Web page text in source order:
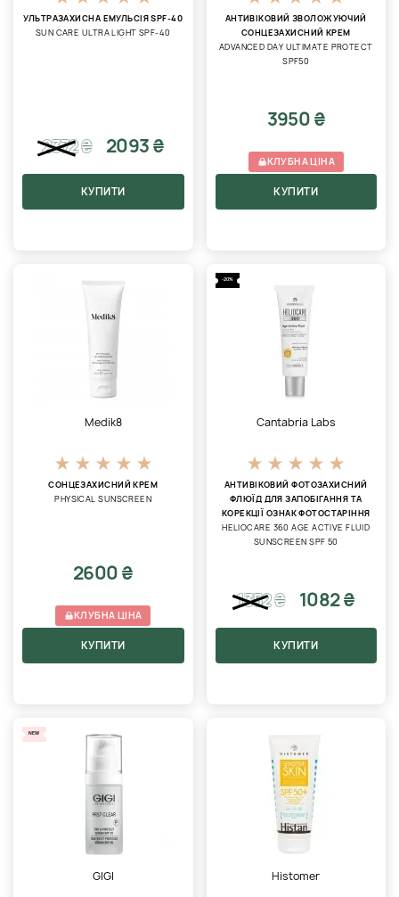
УЛЬТРАЗАХИСНА ЕМУЛЬСІЯ SPF-40
SUN CARE ULTRA LIGHT SPF-40
2372₴ 2093 ₴
КУПИТИ
АНТИВІКОВИЙ ЗВОЛОЖУЮЧИЙ
СОНЦЕЗАХИСНИЙ КРЕМ
ADVANCED DAY ULTIMATE PROTECT
SPF50
3950 ₴
КЛУБНА ЦІНА
КУПИТИ
Medik8
СОНЦЕЗАХИСНИЙ КРЕМ
PHYSICAL SUNSCREEN
2600 ₴
КЛУБНА ЦІНА
КУПИТИ
-20%
Cantabria Labs
АНТИВІКОВИЙ ФОТОЗАХИСНИЙ
ФЛЮЇД ДЛЯ ЗАПОБІГАННЯ ТА
КОРЕКЦІЇ ОЗНАК ФОТОСТАРІННЯ
HELIOCARE 360 AGE ACTIVE FLUID
SUNSCREEN SPF 50
1352₴ 1082 ₴
КУПИТИ
NEW
GIGI Histomer